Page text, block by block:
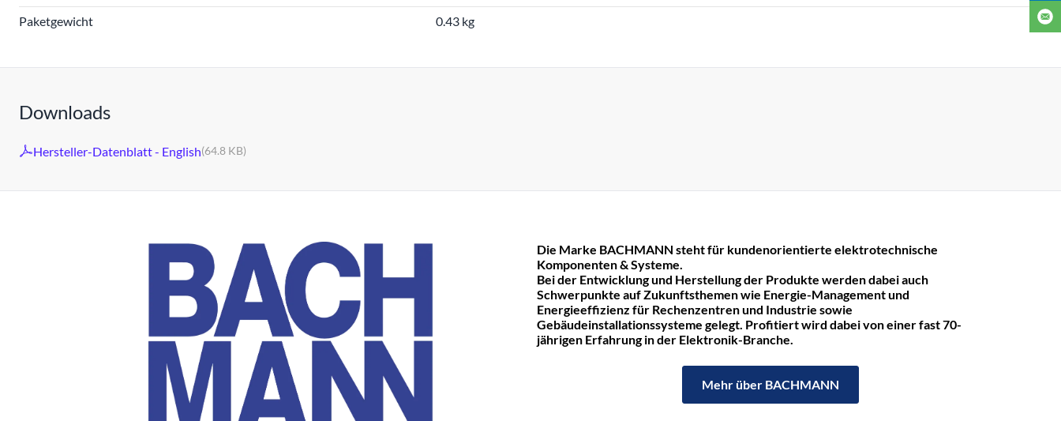
Paketgewicht
0.43 kg
Downloads
Hersteller-Datenblatt - English(64.8 KB)
Die Marke BACHMANN steht für kundenorientierte elektrotechnische
Komponenten & Systeme.
Bei der Entwicklung und Herstellung der Produkte werden dabei auch
Schwerpunkte auf Zukunftsthemen wie Energie-Management und
Energieeffizienz für Rechenzentren und Industrie sowie
Gebäudeinstallationssysteme gelegt. Profitiert wird dabei von einer fast 70-
jährigen Erfahrung in der Elektronik-Branche.
Mehr über BACHMANN